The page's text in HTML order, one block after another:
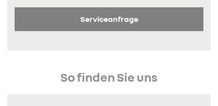
Serviceanfrage
So finden Sie uns